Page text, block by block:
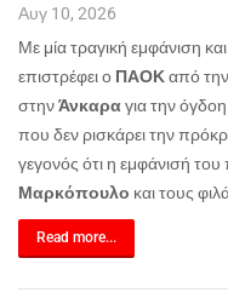
Αυγ 10, 2026
Με μία τραγική εμφάνιση
επιστρέφει ο ΠΑΟΚαπό
στηνΆνκαραγια την
που δεν ρισκάρει την
γεγονός ότι η εμφάνισή
Μαρκόπουλο και τους
Read more...